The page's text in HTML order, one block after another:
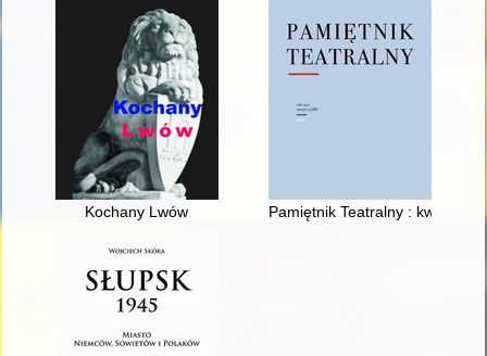
Kochany Lwów Pamiętnik Teatralny :